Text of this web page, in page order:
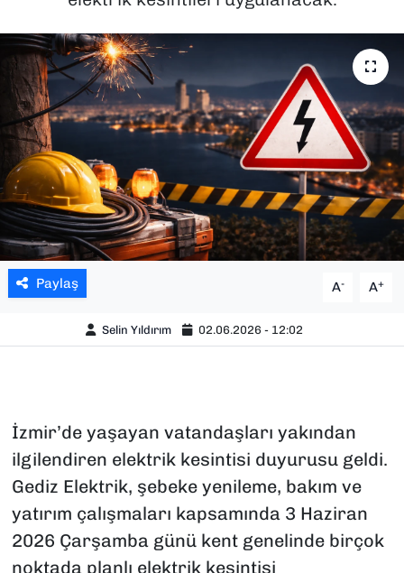
Paylaş A- A+
Selin Yıldırım 02.06.2026 - 12:02
İzmir’de yaşayan vatandaşları yakından
ilgilendiren elektrik kesintisi duyurusu geldi.
Gediz Elektrik, şebeke yenileme, bakım ve
yatırım çalışmaları kapsamında 3 Haziran
2026 Çarşamba günü kent genelinde birçok
noktada planlı elektrik kesintisi
SPOR
TEKNOLOJİ
YAŞAM
YEREL YÖNETİMLER